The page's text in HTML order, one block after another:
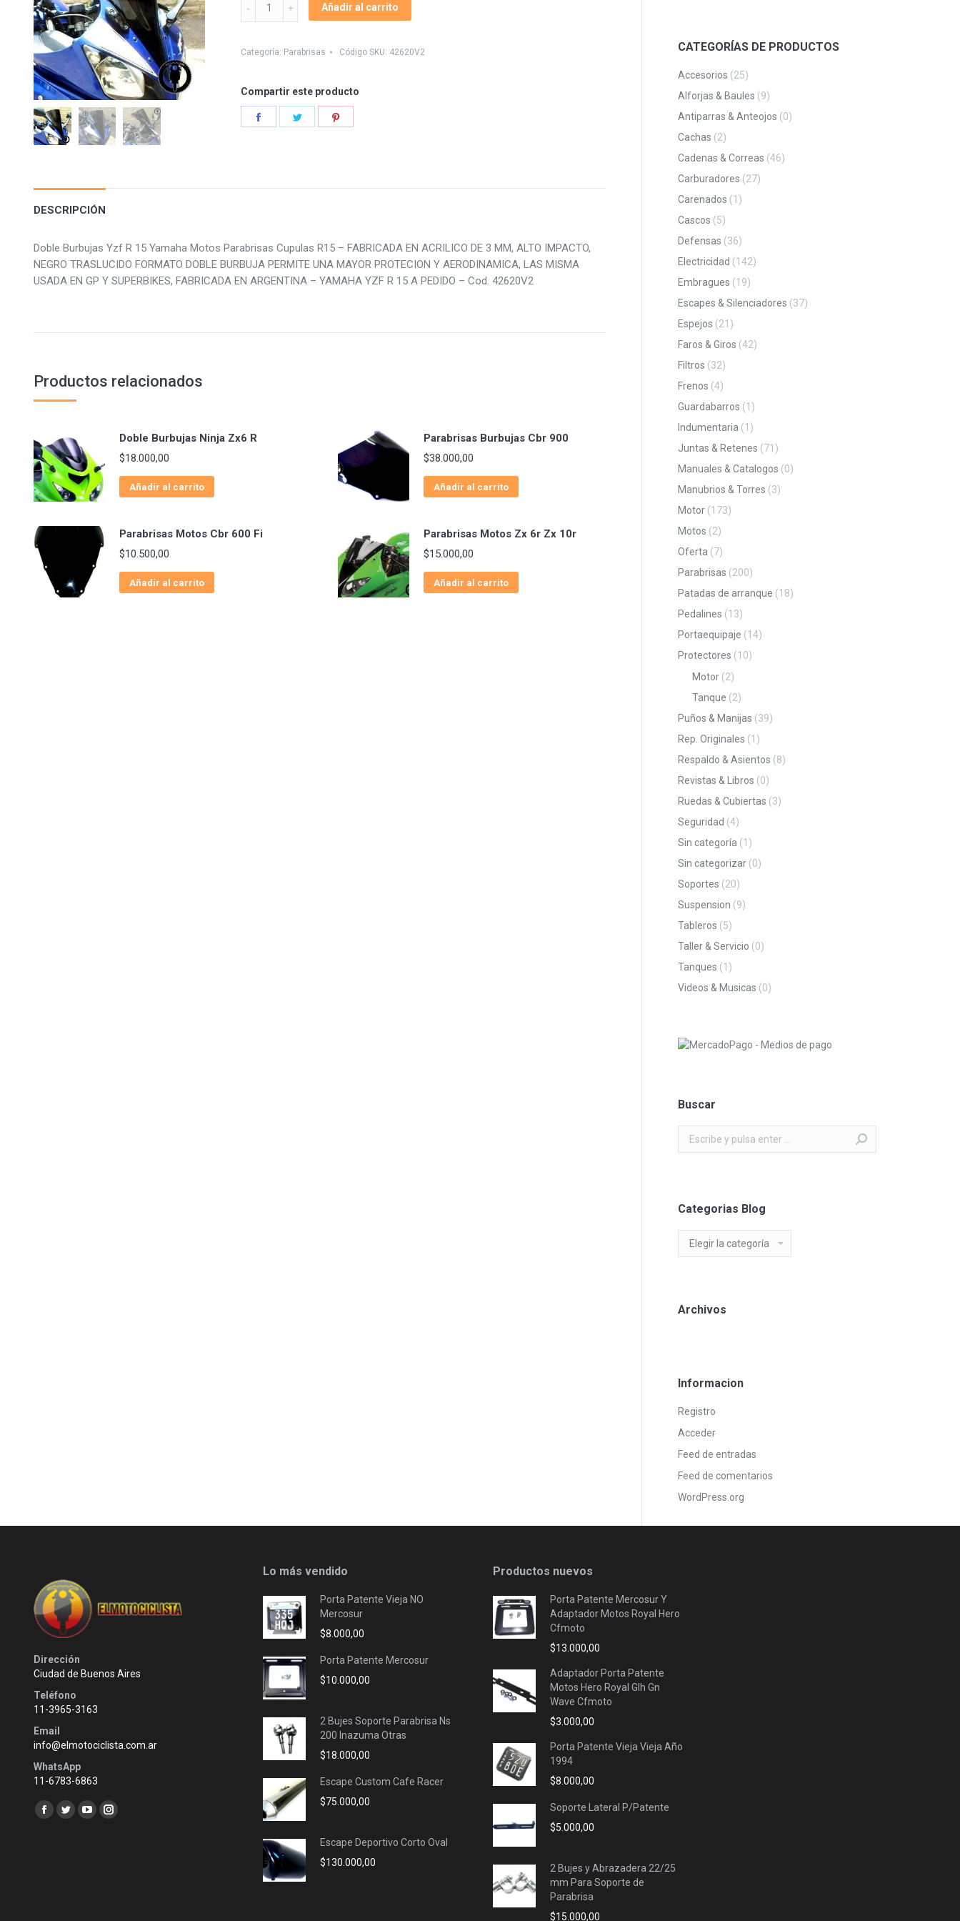
R
Añadir al carrito
Categoría: Parabrisas Código SKU: 42620V2
Compartir este producto
DESCRIPCIÓN
Doble Burbujas Yzf R 15 Yamaha Motos Parabrisas Cupulas R15 – FABRICADA EN ACRILICO DE 3 MM, ALTO IMPACTO,
NEGRO TRASLUCIDO FORMATO DOBLE BURBUJA PERMITE UNA MAYOR PROTECION Y AERODINAMICA, LAS MISMA
USADA EN GP Y SUPERBIKES, FABRICADA EN ARGENTINA – YAMAHA YZF R 15 A PEDIDO – Cod. 42620V2
Productos relacionados
Doble Burbujas Ninja Zx6 R
$18.000,00
Añadir al carrito
Parabrisas Burbujas Cbr 900
$38.000,00
Añadir al carrito
Parabrisas Motos Cbr 600 Fi
$10.500,00
Añadir al carrito
Parabrisas Motos Zx 6r Zx 10r
$15.000,00
Añadir al carrito
CATEGORÍAS DE PRODUCTOS
Accesorios (25)
Alforjas & Baules (9)
Antiparras & Anteojos (0)
Cachas (2)
Cadenas & Correas (46)
Carburadores (27)
Carenados (1)
Cascos (5)
Defensas (36)
Electricidad (142)
Embragues (19)
Escapes & Silenciadores (37)
Espejos (21)
Faros & Giros (42)
Filtros (32)
Frenos (4)
Guardabarros (1)
Indumentaria (1)
Juntas & Retenes (71)
Manuales & Catalogos (0)
Manubrios & Torres (3)
Motor (173)
Motos (2)
Oferta (7)
Parabrisas (200)
Patadas de arranque (18)
Pedalines (13)
Portaequipaje (14)
Protectores (10)
Motor (2)
Tanque (2)
Puños & Manijas (39)
Rep. Originales (1)
Respaldo & Asientos (8)
Revistas & Libros (0)
Ruedas & Cubiertas (3)
Seguridad (4)
Sin categoría (1)
Sin categorizar (0)
Soportes (20)
Suspension (9)
Tableros (5)
Taller & Servicio (0)
Tanques (1)
Videos & Musicas (0)
Buscar
Categorias Blog
Blog
Archivos
Informacion
Registro
Acceder
Feed de entradas
Feed de comentarios
WordPress.org
Dirección
Ciudad de Buenos Aires
Teléfono
11-3965-3163
Email
info@elmotociclista.com.ar
WhatsApp
11-6783-6863
Encuéntranos en:
Facebook
TwitterYouTubeInstagram
Lo más vendido
Porta Patente Vieja NO
Mercosur
$8.000,00
Porta Patente Mercosur
$10.000,00
2 Bujes Soporte Parabrisa Ns
200 Inazuma Otras
$18.000,00
Escape Custom Cafe Racer
$75.000,00
Escape Deportivo Corto Oval
$130.000,00
Productos nuevos
Porta Patente Mercosur Y
Adaptador Motos Royal Hero
Cfmoto
$13.000,00
Adaptador Porta Patente
Motos Hero Royal Glh Gn
Wave Cfmoto
$3.000,00
Porta Patente Vieja Vieja Año
1994
$8.000,00
Soporte Lateral P/Patente
$5.000,00
2 Bujes y Abrazadera 22/25
mm Para Soporte de
Parabrisa
$15.000,00